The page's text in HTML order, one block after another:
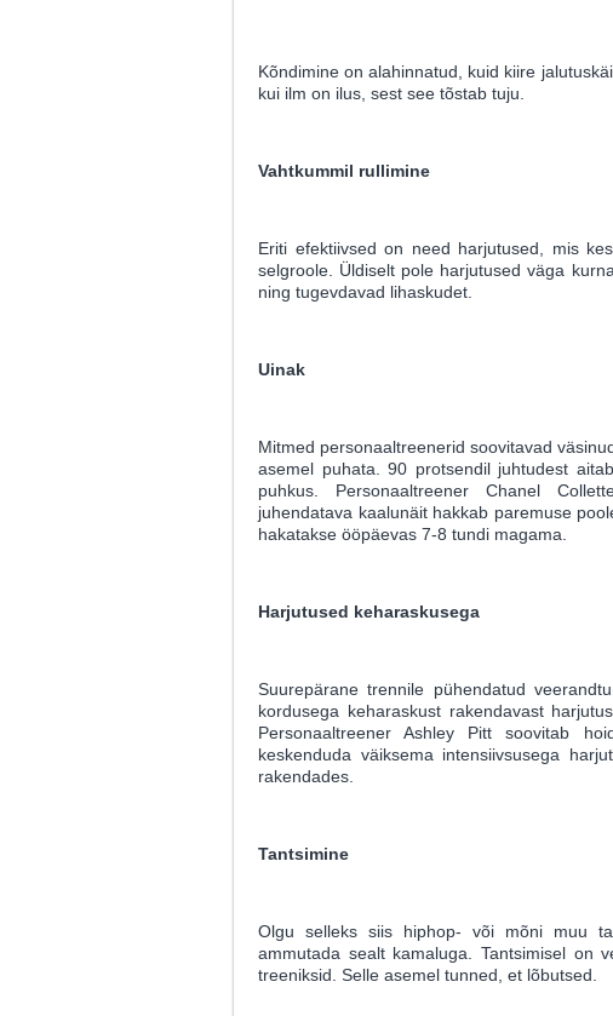
Kõndimine on alahinnatud, kuid kiire
kui ilm on ilus, sest see tõstab tuju.
Vahtkummil rullimine
Eriti efektiivsed on need harjutused, mis
selgroole. Üldiselt pole harjutused väga
ning tugevdavad lihaskudet.
Uinak
Mitmed personaaltreenerid soovitavad
asemel puhata. 90 protsendil juhtudest
puhkus. Personaaltreener Chanel
juhendatava kaalunäit hakkab paremuse
hakatakse ööpäevas 7-8 tundi magama.
Harjutused keharaskusega
Suurepärane trennile pühendatud
kordusega keharaskust rakendavast
Personaaltreener Ashley Pitt soovitab
keskenduda väiksema intensiivsusega
rakendades.
Tantsimine
Olgu selleks siis hiphop- või mõni muu
ammutada sealt kamaluga. Tantsimisel
treeniksid. Selle asemel tunned, et lõbutsed.